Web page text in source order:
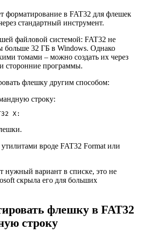
форматирование в FAT32 для флешек
стандартный инструмент.
файловой системой: FAT32 не
больше 32 ГБ в Windows. Однако
томами – можно создать их через
сторонние программы.
флешку другим способом:
строку:
X:
утилитами вроде FAT32 Format или
нужный вариант в списке, это не
скрыла его для больших
флешку в FAT32
строку